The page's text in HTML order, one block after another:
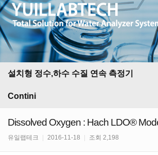
설치형 정수,하수 수질 연속 측정기
Contini
Dissolved Oxygen : Hach LDO®
유일랩테크 2016-11-18 조회 2,198